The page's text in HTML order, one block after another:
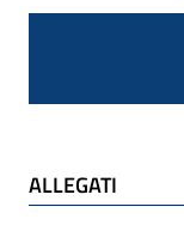
ALLEGATI e
ALLEGATI